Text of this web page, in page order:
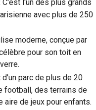
C'est l'un des plus grands
avec plus de 250
moderne, conçue par
pour son toit en
parc de plus de 20
football, des terrains de
aire de jeux pour enfants.